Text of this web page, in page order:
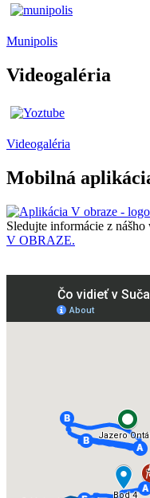
Munipolis
Videogaléria
Videogaléria
Mobilná
Sledujte informácie z nášho
V OBRAZE.